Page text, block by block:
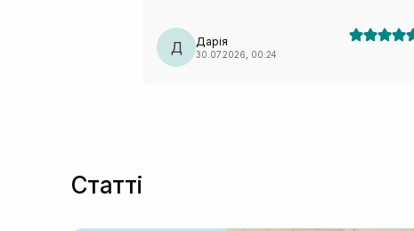
Д Дарія
30.07.2026, 00:24
Статті